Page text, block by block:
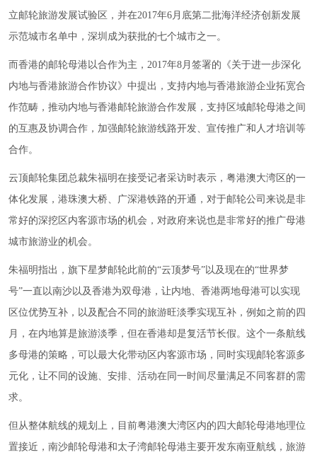
立邮轮旅游发展试验区，并在2017年6月底第二批海洋经济创新发展
示范城市名单中，深圳成为获批的七个城市之一。
而香港的邮轮母港以合作为主，2017年8月签署的《关于进一步深化
内地与香港旅游合作协议》中提出，支持内地与香港旅游企业拓宽合
作范畴，推动内地与香港邮轮旅游合作发展，支持区域邮轮母港之间
的互惠及协调合作，加强邮轮旅游线路开发、宣传推广和人才培训等
合作。
云顶邮轮集团总裁朱福明在接受记者采访时表示，粤港澳大湾区的一
体化发展，港珠澳大桥、广深港铁路的开通，对于邮轮公司来说是非
常好的深挖区内客源市场的机会，对政府来说也是非常好的推广母港
城市旅游业的机会。
朱福明指出，旗下星梦邮轮此前的“云顶梦号”以及现在的“世界梦
号”一直以南沙以及香港为双母港，让内地、香港两地母港可以实现
区位优势互补，以及配合不同的旅游旺淡季实现互补，例如之前的四
月，在内地算是旅游淡季，但在香港却是复活节长假。这个一条航线
多母港的策略，可以最大化带动区内客源市场，同时实现邮轮客源多
元化，让不同的设施、安排、活动在同一时间尽量满足不同客群的需
求。
但从整体航线的规划上，目前粤港澳大湾区内的四大邮轮母港地理位
置接近，南沙邮轮母港和太子湾邮轮母港主要开发东南亚航线，旅游